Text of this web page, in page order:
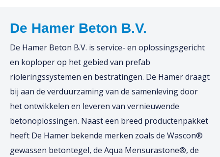
De Hamer Beton B.V.
De Hamer Beton B.V. is service- en oplossingsgericht
en koploper op het gebied van prefab
rioleringssystemen en bestratingen. De Hamer draagt
bij aan de verduurzaming van de samenleving door
het ontwikkelen en leveren van vernieuwende
betonoplossingen. Naast een breed productenpakket
heeft De Hamer bekende merken zoals de Wascon®
gewassen betontegel, de Aqua Mensurastone®, de